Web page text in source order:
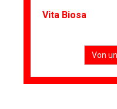
Vita Biosa
Von